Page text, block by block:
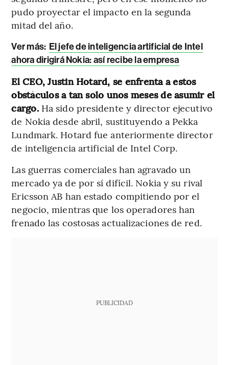
pudo proyectar el impacto en la segunda
mitad del año.
Ver más: El jefe de inteligencia artificial de Intel
ahora dirigirá Nokia: así recibe la empresa
El CEO, Justin Hotard, se enfrenta a estos
obstáculos a tan solo unos meses de asumir el
cargo.Ha sido presidente y director ejecutivo
de Nokia desde abril, sustituyendo a Pekka
Lundmark. Hotard fue anteriormente director
de inteligencia artificial de Intel Corp.
Las guerras comerciales han agravado un
mercado ya de por sí difícil. Nokia y su rival
Ericsson AB han estado compitiendo por el
negocio, mientras que los operadores han
frenado las costosas actualizaciones de red.
PUBLICIDAD